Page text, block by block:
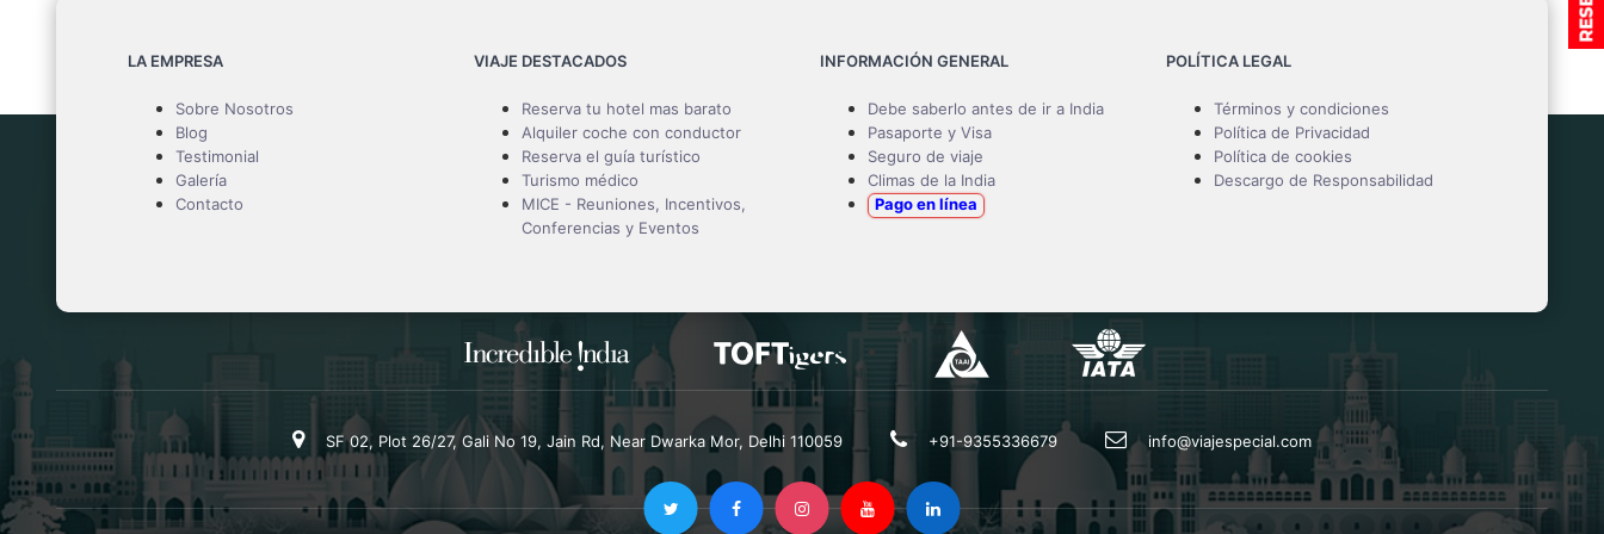
LA EMPRESA
Sobre Nosotros
Blog
Testimonial
Galería
Contacto
VIAJE DESTACADOS
Reserva tu hotel mas barato
Alquiler coche con conductor
Reserva el guía turístico
Turismo médico
MICE - Reuniones, Incentivos,
Conferencias y Eventos
INFORMACIÓN GENERAL
Debe saberlo antes de ir a India
Pasaporte y Visa
Seguro de viaje
Climas de la India
Pago en línea
POLÍTICA LEGAL
Términos y condiciones
Política de Privacidad
Política de cookies
Descargo de Responsabilidad
SF 02, Plot 26/27, Gali No 19, Jain Rd, Near Dwarka Mor, Delhi 110059 +91-9355336679 info@viajespecial.com